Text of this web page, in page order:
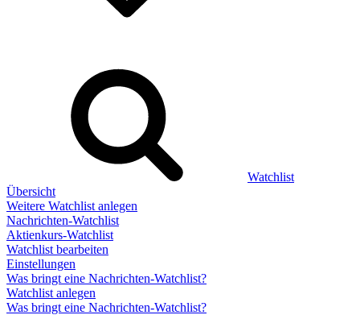
Watchlist
Übersicht
Weitere Watchlist anlegen
Nachrichten-Watchlist
Aktienkurs-Watchlist
Watchlist bearbeiten
Einstellungen
Was bringt eine Nachrichten-Watchlist?
Watchlist anlegen
Was bringt eine Nachrichten-Watchlist?